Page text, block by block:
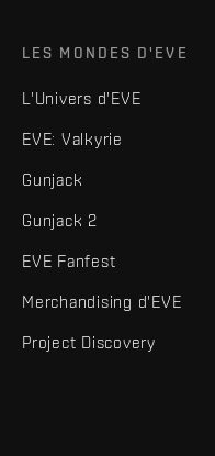
LES MONDES D'EVE
L'Univers d'EVE
EVE: Valkyrie
Gunjack
Gunjack 2
EVE Fanfest
Merchandising d'EVE
Project Discovery